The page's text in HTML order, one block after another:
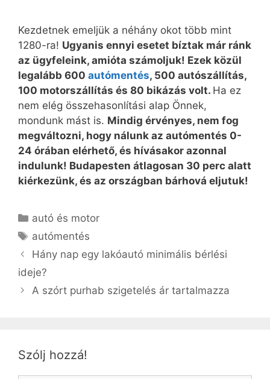
Kezdetnek emeljük a néhány okot több mint
1280-ra! Ugyanis ennyi esetet bíztak már ránk
az ügyfeleink, amióta számoljuk! Ezek közül
legalább 600 autómentés, 500 autószállítás,
100 motorszállítás és 80 bikázás volt. Ha ez
nem elég összehasonlítási alap Önnek,
mondunk mást is. Mindig érvényes, nem fog
megváltozni, hogy nálunk az autómentés 0-
24 órában elérhető, és hívásakor azonnal
indulunk! Budapesten átlagosan 30 perc alatt
kiérkezünk, és az országban bárhová eljutuk!
Kategória
autó és motor
Címkék
autómentés
Hány nap egy lakóautó minimális bérlési
ideje?
A szórt purhab szigetelés ár tartalmazza
Szólj hozzá!